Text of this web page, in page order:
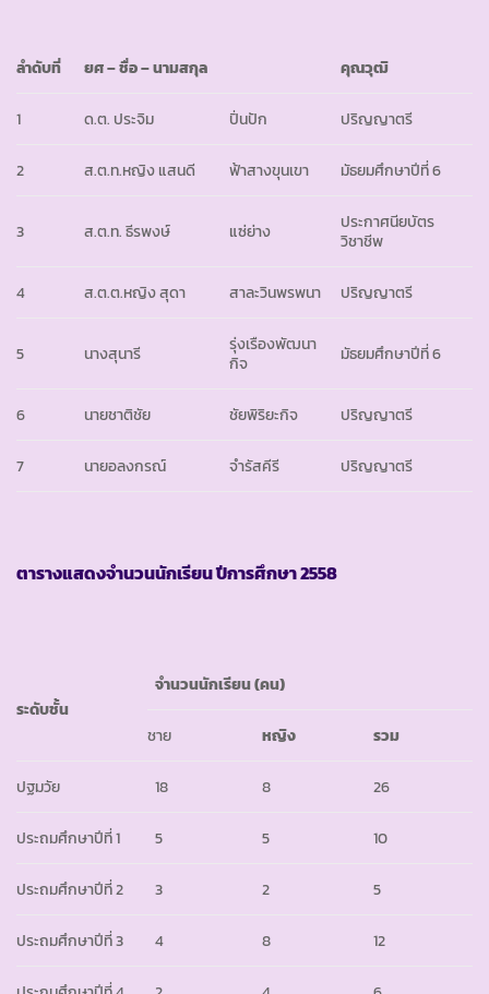
ลำดับที่ ยศ– ชื่อ – นามสกุล คุณวุฒิ
1 ด.ต. ประจิม ปิ่นปัก ปริญญาตรี
2 ส.ต.ท.หญิง แสนดี ฟ้าสางขุนเขา มัธยมศึกษาปีที่ 6
3 ส.ต.ท. ธีรพงษ์ แซ่ย่าง
ประกาศนียบัตร
วิชาชีพ
4 ส.ต.ต.หญิง สุดา สาละวินพรพนา ปริญญาตรี
5 นางสุนารี
รุ่งเรืองพัฒนา
กิจ
มัธยมศึกษาปีที่ 6
6 นายชาติชัย ชัยพิริยะกิจ ปริญญาตรี
7 นายอลงกรณ์ จำรัสคีรี ปริญญาตรี
ตารางแสดงจำนวนนักเรียน ปีการศึกษา2558
ระดับชั้น
จำนวนนักเรียน(คน)
ชาย หญิง รวม
ปฐมวัย 18 8 26
ประถมศึกษาปีที่ 1 5 5 10
ประถมศึกษาปีที่ 2 3 2 5
ประถมศึกษาปีที่ 3 4 8 12